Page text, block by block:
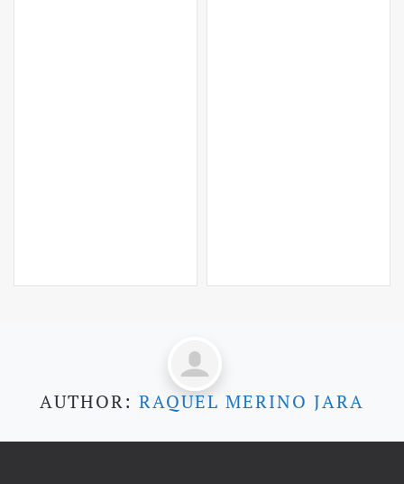
AUTHOR: RAQUEL MERINO JARA